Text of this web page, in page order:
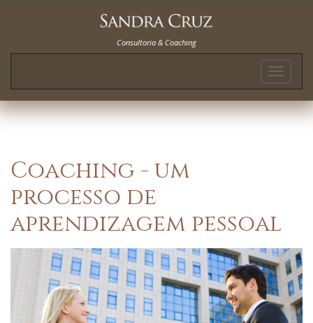
Consultoria & Coaching
Toggle
Coaching - um
processo de
aprendizagem pessoal